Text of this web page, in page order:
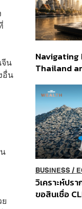
น
อื่น
Thailand
Order
BUSINESS/
วิเคราะห์ปร
ขอสินเชื่อ